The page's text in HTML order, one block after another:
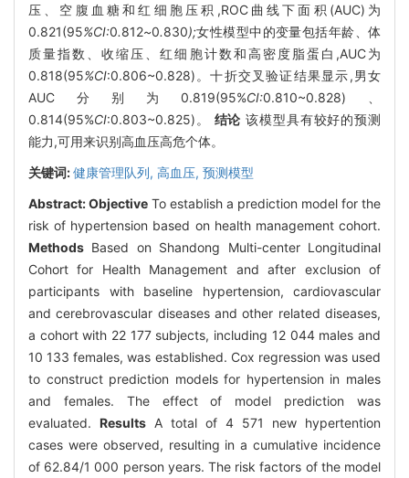
压、空腹血糖和红细胞压积,ROC曲线下面积(AUC)为
0.821(95%CI:0.812~0.830);女性模型中的变量包括年龄、体
质量指数、收缩压、红细胞计数和高密度脂蛋白,AUC为
0.818(95%CI:0.806~0.828)。十折交叉验证结果显示,男女
AUC分别为0.819(95%CI:0.810~0.828)、
0.814(95%CI:0.803~0.825)。 结论 该模型具有较好的预测
能力,可用来识别高血压高危个体。
关键词:健康管理队列, 高血压, 预测模型
Abstract:Objective To establish a prediction model for the
risk of hypertension based on health management cohort.
Methods Based on Shandong Multi-center Longitudinal
Cohort for Health Management and after exclusion of
participants with baseline hypertension, cardiovascular
and cerebrovascular diseases and other related diseases,
a cohort with 22 177 subjects, including 12 044 males and
10 133 females, was established. Cox regression was used
to construct prediction models for hypertension in males
and females. The effect of model prediction was
evaluated. Results A total of 4 571 new hypertention
cases were observed, resulting in a cumulative incidence
of 62.84/1 000 person years. The risk factors of the model